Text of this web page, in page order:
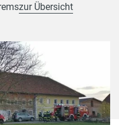
zur Übersicht